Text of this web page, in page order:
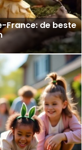
France: de beste